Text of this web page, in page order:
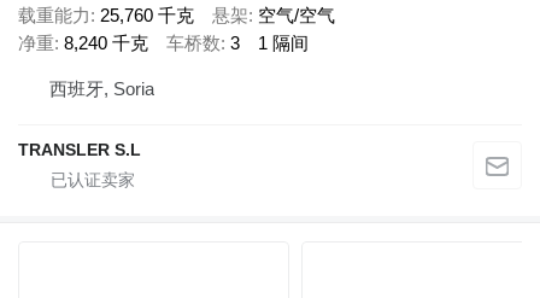
载重能力
25,760 千克 悬架 空气/空气
净重 8,240 千克 车桥数 3 1 隔间
西班牙, Soria
TRANSLER S.L